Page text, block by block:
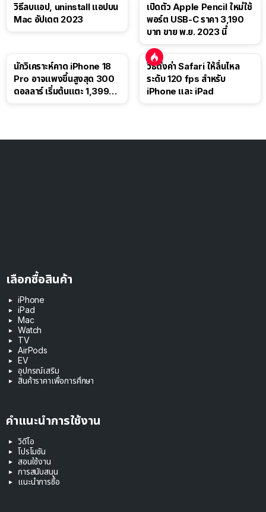
วิธีลบแอป, uninstall แอปบน
Mac อัปเดต 2023
เปิดตัว Apple Pencil ใหม่ใช้
พอร์ต USB-C ราคา 3,190
บาท ขาย พ.ย. 2023 นี้
นักวิเคราะห์คาด iPhone 18
Pro อาจแพงขึ้นสูงสุด 300
ดอลลาร์ เริ่มต้นแตะ 1,399
วิธีตั้งค่า Safari ให้ลื่นไหล
ระดับ 120 fps สำหรับ
iPhone และ iPad
เลือกซื้อสินค้า
iPhone
iPad
Mac
Watch
TV
AirPods
EV
อุปกรณ์เสริม
สินค้าราคาเพื่อการศึกษา
คำแนะนำการใช้งาน
วิดีโอ
โปรโมชัน
สอนใช้งาน
การสนับสนุน
แนะนำการซื้อ